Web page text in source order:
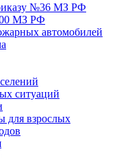
№36 МЗ РФ
МЗ РФ
автомобилей
ситуаций
для взрослых